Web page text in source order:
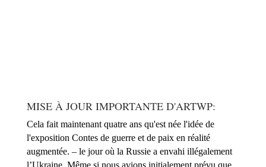
MISE À JOUR IMPORTANTE D'ARTWP:
Cela fait maintenant quatre ans qu'est née l'idée de
l'exposition Contes de guerre et de paix en réalité
augmentée. – le jour où la Russie a envahi illégalement
l’Ukraine. Même si nous avions initialement prévu que